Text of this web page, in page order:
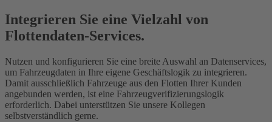
Integrieren Sie eine Vielzahl von
Flottendaten-Services.
Nutzen und konfigurieren Sie eine breite Auswahl an Datenservices,
um Fahrzeugdaten in Ihre eigene Geschäftslogik zu integrieren.
Damit ausschließlich Fahrzeuge aus den Flotten Ihrer Kunden
angebunden werden, ist eine Fahrzeugverifizierungslogik
erforderlich. Dabei unterstützen Sie unsere Kollegen
selbstverständlich gerne.